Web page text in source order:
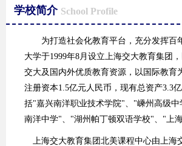
学校简介 School Profile
为打造社会化教育平台，充分发挥百
大学于1999年8月设立上海交大教育集团
交大及国内外优质教育资源，以国际教
注册资本1.5亿元人民币，现有总资产3.3
括"嘉兴南洋职业技术学院"、"嵊州高级
南洋中学"、"湖州帕丁顿双语学校"、"上
上海交大教育集团北美课程中心由上海